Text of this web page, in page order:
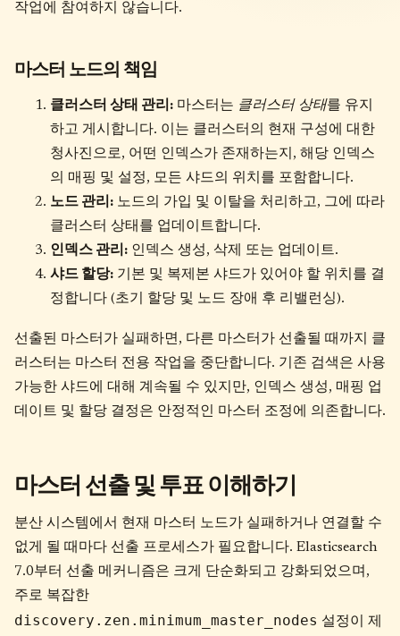
작업에 참여하지 않습니다.
마스터 노드의 책임
클러스터 상태 관리: 마스터는 클러스터 상태를 유지
하고 게시합니다. 이는 클러스터의 현재 구성에 대한
청사진으로, 어떤 인덱스가 존재하는지, 해당 인덱스
의 매핑 및 설정, 모든 샤드의 위치를 포함합니다.
노드 관리: 노드의 가입 및 이탈을 처리하고, 그에 따라
클러스터 상태를 업데이트합니다.
인덱스 관리: 인덱스 생성, 삭제 또는 업데이트.
샤드 할당: 기본 및 복제본 샤드가 있어야 할 위치를 결
정합니다 (초기 할당 및 노드 장애 후 리밸런싱).
선출된 마스터가 실패하면, 다른 마스터가 선출될 때까지 클
러스터는 마스터 전용 작업을 중단합니다. 기존 검색은 사용
가능한 샤드에 대해 계속될 수 있지만, 인덱스 생성, 매핑 업
데이트 및 할당 결정은 안정적인 마스터 조정에 의존합니다.
마스터 선출 및 투표 이해하기
분산 시스템에서 현재 마스터 노드가 실패하거나 연결할 수
없게 될 때마다 선출 프로세스가 필요합니다. Elasticsearch
7.0부터 선출 메커니즘은 크게 단순화되고 강화되었으며,
주로 복잡한
discovery.zen.minimum_master_nodes 설정이 제